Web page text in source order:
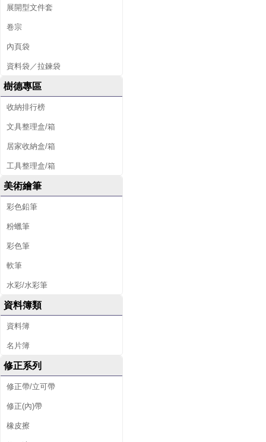
展開型文件套
卷宗
內頁袋
資料袋／拉鍊袋
樹德專區
收納排行榜
文具整理盒/箱
居家收納盒/箱
工具整理盒/箱
美術繪筆
彩色鉛筆
粉蠟筆
彩色筆
軟筆
水彩/水彩筆
資料簿類
資料簿
名片簿
修正系列
修正帶/立可帶
修正(內)帶
橡皮擦